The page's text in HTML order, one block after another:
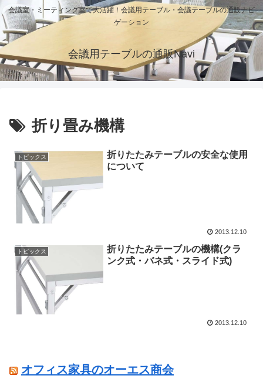
会議室・ミーティング室で大活躍！会議用テーブル・会議テーブルの通販ナビ
ゲーション
会議用テーブルの通販Navi
折り畳み機構
トピックス
折りたたみテーブルの安全な使用
について
2013.12.10
トピックス
折りたたみテーブルの機構(クラ
ンク式・バネ式・スライド式)
2013.12.10
オフィス家具のオーエス商会